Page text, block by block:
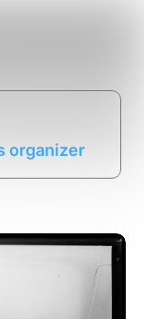
organizer